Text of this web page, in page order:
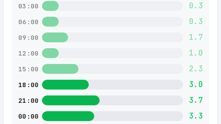
03:00 0.3
06:00 0.3
09:00 1.7
12:00 1.0
15:00 2.3
18:00 3.0
21:00 3.7
00:00 3.3